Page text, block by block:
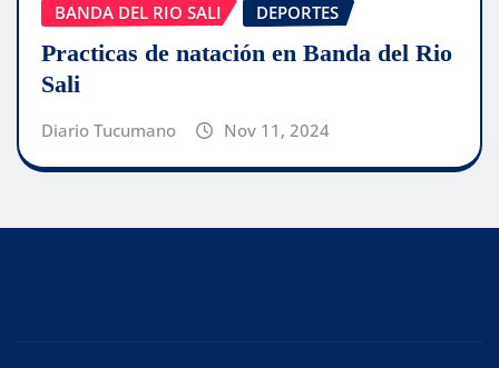
BANDA DEL RIO SALI DEPORTES
Practicas de natación en Banda del Rio
Sali
Diario Tucumano Nov 11, 2024